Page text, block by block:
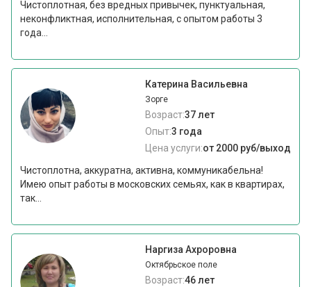
Чистоплотная, без вредных привычек, пунктуальная,
неконфликтная, исполнительная, с опытом работы 3
года...
Катерина Васильевна
Зорге
Возраст:37 лет
Опыт:3 года
Цена услуги:от 2000 руб/выход
Чистоплотна, аккуратна, активна, коммуникабельна!
Имею опыт работы в московских семьях, как в квартирах,
так...
Наргиза Ахроровна
Октябрьское поле
Возраст:46 лет